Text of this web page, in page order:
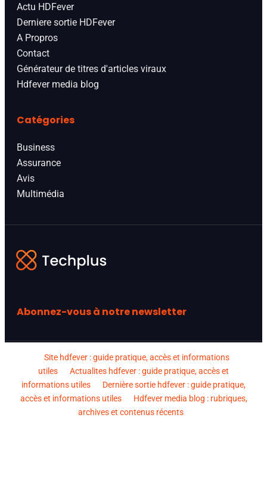
Actu HDFever
Derniere sortie HDFever
A Propros
Contact
Générateur de titres d'articles viraux
Hdfever media blog
Catégories
Business
Assurance
Avis
Multimédia
Abonnez-vous à notre newsletter
Site hdfever : guide pratique, accès et informations
utiles
Actualites hdfever : guide pratique, accès et
informations utiles
Dernière sortie hdfever : guide pratique,
accès et informations utiles
Hdfever media blog : rubriques,
archives et contenus récents